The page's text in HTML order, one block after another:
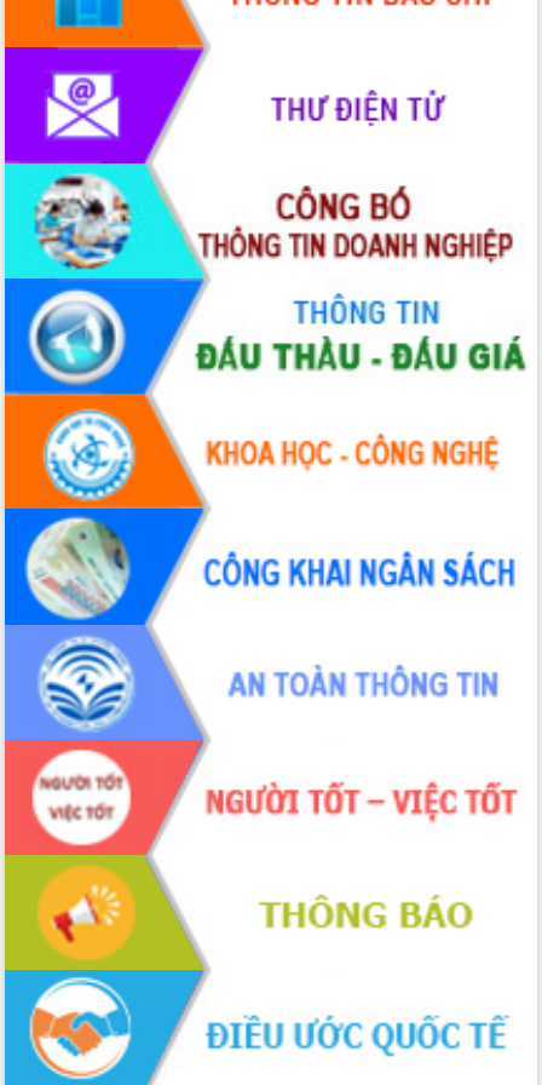
Rà soát, hoàn thiện hệ thống thiết chế
văn hóa, thể thao đáp ứng yêu cầu
phát triển mới
Thường trực HĐND tỉnh Đắk Lắk gặp
mặt Đoàn chuyên gia y tế TP. Hồ Chí
Lễ truy điệu và an táng hài cốt liệt sĩ
tại Nghĩa trang Liệt sĩ xã Sơn Hòa
Bàn giải pháp tháo gỡ khó khăn trong
xuất khẩu sầu riêng và triển khai quy
định EUDR
Thứ trưởng Bộ Nông nghiệp và Môi
trường Nguyễn Hoàng Hiệp khảo sát
vùng trồng và doanh nghiệp đóng gói
sầu riêng tại Đắk Lắk
Trình diễn nghệ thuật chế biến các
món ăn từ sầu riêng
Đắk Lắk công bố Quy hoạch và xúc
tiến đầu tư tỉnh
Ngành cá ngừ Đắk Lắk chủ động thích
ứng để giữ vững thị trường xuất khẩu
Diễn đàn Kinh tế tư nhân Việt Nam đột
phá cơ chế - Hợp tác công tư
Đề án 06 tạo bước ngoặt đột phá trong
cải cách hành chính tỉnh Đắk Lắk
Kết nối tour, đẩy mạnh chuyển đổi số
để phát triển du lịch Đắk Lắk
Khởi động Dự án Đầu tư xây dựng hạ
tầng kỹ thuật Cụm công nghiệp Tân
Tiến
Gặp mặt các cơ quan báo chí nhân Kỷ
niệm 101 năm Ngày Báo chí Cách
mạng Việt Nam
Đắk Lắk sơ kết 4 năm triển khai thực
hiện Đề án 06 của Chính phủ
Họp báo thông tin về Hội nghị Công bố
Quy hoạch và Xúc tiến đầu tư tỉnh Đắk
Lắk
Khơi thông điểm nghẽn, đẩy nhanh
giải ngân vốn khắc phục thiên tai